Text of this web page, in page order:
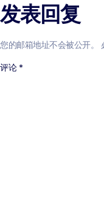
发表回复
您的邮箱地址不会被公开。
评论 *